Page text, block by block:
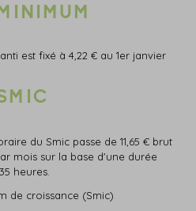
est fixé à 4,22 € au 1er janvier
du Smic passe de 11,65 € brut
mois sur la base d'une durée
heures.
de croissance (Smic)